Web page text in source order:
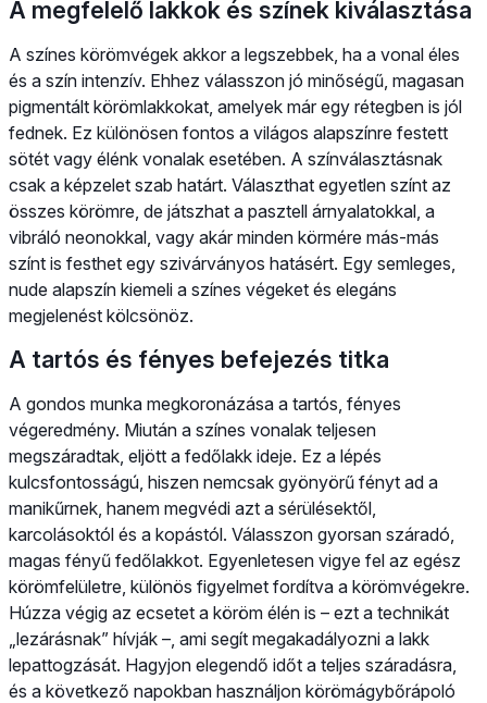
A megfelelő lakkok és színek kiválasztása
A színes körömvégek akkor a legszebbek, ha a vonal éles
és a szín intenzív. Ehhez válasszon jó minőségű, magasan
pigmentált körömlakkokat, amelyek már egy rétegben is jól
fednek. Ez különösen fontos a világos alapszínre festett
sötét vagy élénk vonalak esetében. A színválasztásnak
csak a képzelet szab határt. Választhat egyetlen színt az
összes körömre, de játszhat a pasztell árnyalatokkal, a
vibráló neonokkal, vagy akár minden körmére más-más
színt is festhet egy szivárványos hatásért. Egy semleges,
nude alapszín kiemeli a színes végeket és elegáns
megjelenést kölcsönöz.
A tartós és fényes befejezés titka
A gondos munka megkoronázása a tartós, fényes
végeredmény. Miután a színes vonalak teljesen
megszáradtak, eljött a fedőlakk ideje. Ez a lépés
kulcsfontosságú, hiszen nemcsak gyönyörű fényt ad a
manikűrnek, hanem megvédi azt a sérülésektől,
karcolásoktól és a kopástól. Válasszon gyorsan száradó,
magas fényű fedőlakkot. Egyenletesen vigye fel az egész
körömfelületre, különös figyelmet fordítva a körömvégekre.
Húzza végig az ecsetet a köröm élén is – ezt a technikát
„lezárásnak” hívják –, ami segít megakadályozni a lakk
lepattogzását. Hagyjon elegendő időt a teljes száradásra,
és a következő napokban használjon körömágybőrápoló